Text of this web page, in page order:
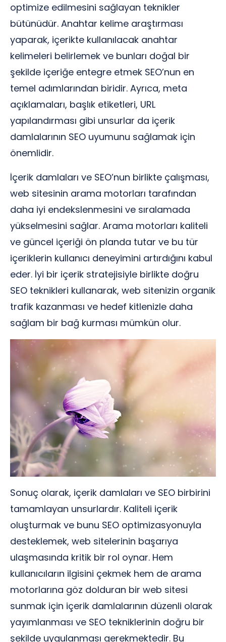
optimize edilmesini sağlayan teknikler
bütünüdür. Anahtar kelime araştırması
yaparak, içerikte kullanılacak anahtar
kelimeleri belirlemek ve bunları doğal bir
şekilde içeriğe entegre etmek SEO’nun en
temel adımlarından biridir. Ayrıca, meta
açıklamaları, başlık etiketleri, URL
yapılandırması gibi unsurlar da içerik
damlalarının SEO uyumunu sağlamak için
önemlidir.
İçerik damlaları ve SEO’nun birlikte çalışması,
web sitesinin arama motorları tarafından
daha iyi endekslenmesini ve sıralamada
yükselmesini sağlar. Arama motorları kaliteli
ve güncel içeriği ön planda tutar ve bu tür
içeriklerin kullanıcı deneyimini artırdığını kabul
eder. İyi bir içerik stratejisiyle birlikte doğru
SEO teknikleri kullanarak, web sitenizin organik
trafik kazanması ve hedef kitlenizle daha
sağlam bir bağ kurması mümkün olur.
Sonuç olarak, içerik damlaları ve SEO birbirini
tamamlayan unsurlardır. Kaliteli içerik
oluşturmak ve bunu SEO optimizasyonuyla
desteklemek, web sitelerinin başarıya
ulaşmasında kritik bir rol oynar. Hem
kullanıcıların ilgisini çekmek hem de arama
motorlarına göz dolduran bir web sitesi
sunmak için içerik damlalarının düzenli olarak
yayımlanması ve SEO tekniklerinin doğru bir
şekilde uygulanması gerekmektedir. Bu